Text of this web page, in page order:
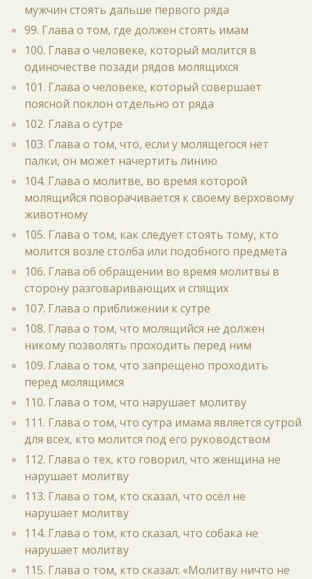
мужчин стоять дальше первого ряда
99. Глава о том, где должен стоять имам
100. Глава о человеке, который молится в
одиночестве позади рядов молящихся
101. Глава о человеке, который совершает
поясной поклон отдельно от ряда
102. Глава о сутре
103. Глава о том, что, если у молящегося нет
палки, он может начертить линию
104. Глава о молитве, во время которой
молящийся поворачивается к своему верховому
животному
105. Глава о том, как следует стоять тому, кто
молится возле столба или подобного предмета
106. Глава об обращении во время молитвы в
сторону разговаривающих и спящих
107. Глава о приближении к сутре
108. Глава о том, что молящийся не должен
никому позволять проходить перед ним
109. Глава о том, что запрещено проходить
перед молящимся
110. Глава о том, что нарушает молитву
111. Глава о том, что сутра имама является сутрой
для всех, кто молится под его руководством
112. Глава о тех, кто говорил, что женщина не
нарушает молитву
113. Глава о том, кто сказал, что осёл не
нарушает молитву
114. Глава о том, кто сказал, что собака не
нарушает молитву
115. Глава о том, кто сказал: «Молитву ничто не